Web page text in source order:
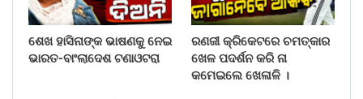
ଶେଖ ହାସିନାଙ୍କ ଭାଷଣକୁ ନେଇ
ଭାରତ-ବାଂଲାଦେଶ ଟଣାଓଟରା
ରଣଜୀ କ୍ରିକେଟରେ ଚମତ୍କାର
ଖେଳ ପଦର୍ଶନ କରି ନା
କମେଇଲେ ଖେଳାଳି ।